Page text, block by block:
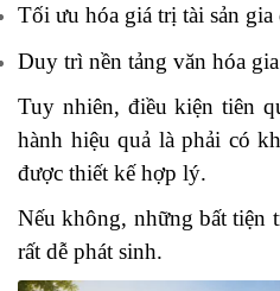
Tối ưu hóa giá trị tài sản gia
Duy trì nền tảng văn hóa
Tuy nhiên, điều kiện tiên
hành hiệu quả là phải có
được thiết kế hợp lý.
Nếu không, những bất tiện
rất dễ phát sinh.